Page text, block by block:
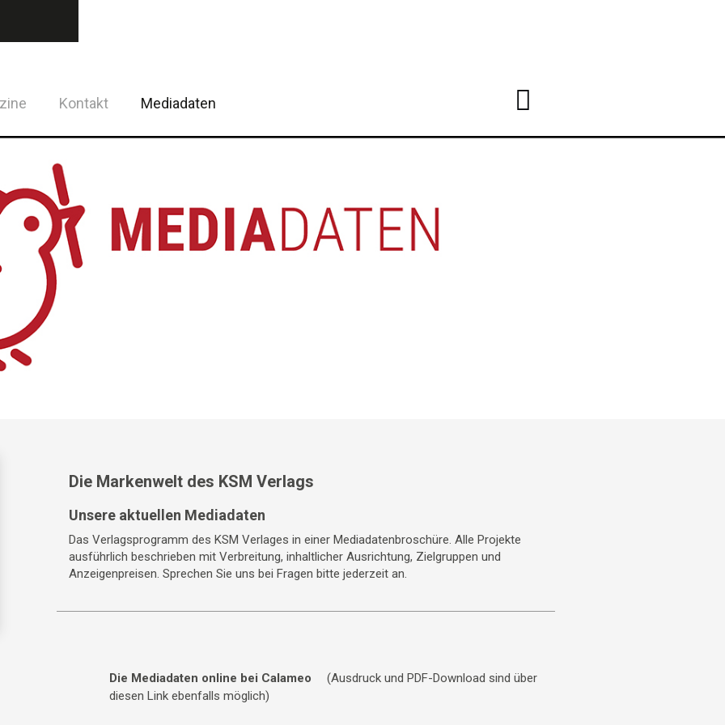
Kontakt Mediadaten
Die Markenwelt des KSM Verlags
Unsere aktuellen Mediadaten
Das Verlagsprogramm des KSM Verlages in einer Mediadatenbroschüre. Alle Projekte
ausführlich beschrieben mit Verbreitung, inhaltlicher Ausrichtung, Zielgruppen und
Anzeigenpreisen. Sprechen Sie uns bei Fragen bitte jederzeit an.
Die Mediadaten online bei Calameo
(Ausdruck und PDF-Download sind über
diesen Link ebenfalls möglich)